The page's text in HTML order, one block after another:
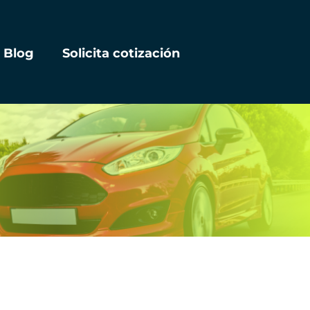
Blog Solicita cotización